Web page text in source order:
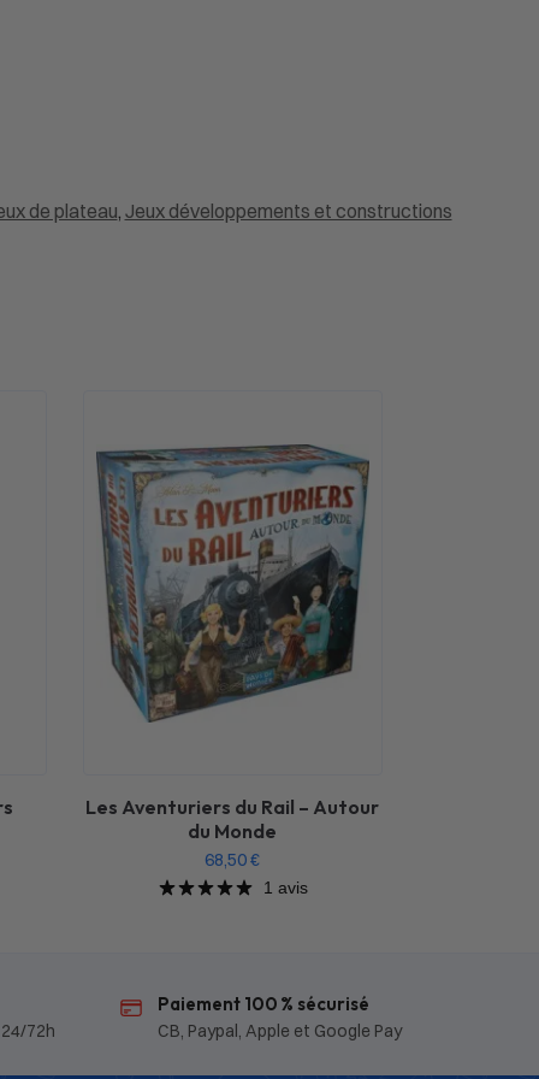
de plateau, Jeux développements et constructions
Les Aventuriers du Rail – Autour
du Monde
68,50€
1 avis
72h
Paiement 100 % sécurisé
CB, Paypal, Apple et Google Pay